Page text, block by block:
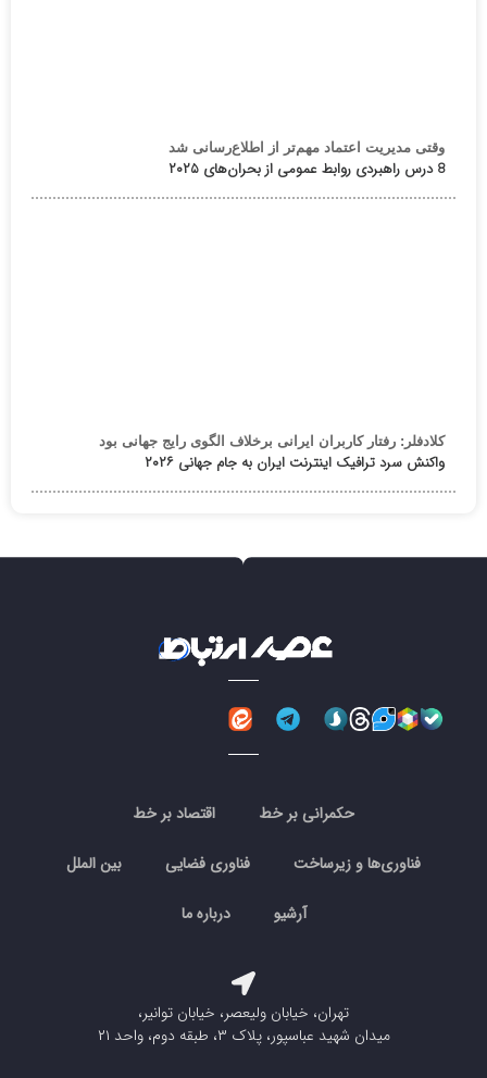
وقتی مدیریت اعتماد مهم‌تر از اطلاع‌رسانی شد
8 درس راهبردی روابط عمومی از بحران‌های ۲۰۲۵
کلادفلر: رفتار کاربران ایرانی برخلاف الگوی رایج جهانی بود
واکنش سرد ترافیک اینترنت ایران به جام جهانی ۲۰۲۶
حکمرانی بر خط اقتصاد بر خط
فناوری‌ها و زیرساخت فناوری فضایی بین الملل
آرشیو درباره ما
تهران، خیابان ولیعصر، خیابان توانیر،
میدان شهید عباسپور، پلاک ۳، طبقه دوم، واحد ۲۱